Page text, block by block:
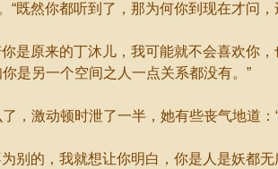
然你都听到了，那为何你到现在才问
原来的丁沐儿，我可能就不会喜欢你
是另一个空间之人一点关系都没有。”
，激动顿时泄了一半，她有些丧气地道
的，我就想让你明白，你是人是妖都